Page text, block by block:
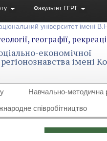
Факультет ГГРТ
університет імені
географії,
економічної
регіонознавства імені
Навчально-методична
співробітництво